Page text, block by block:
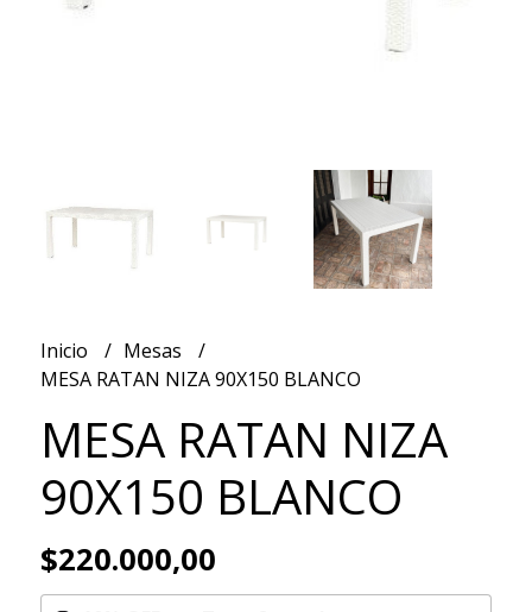
Inicio
Mesas
MESA RATAN NIZA 90X150 BLANCO
MESA RATAN NIZA
90X150 BLANCO
$220.000,00